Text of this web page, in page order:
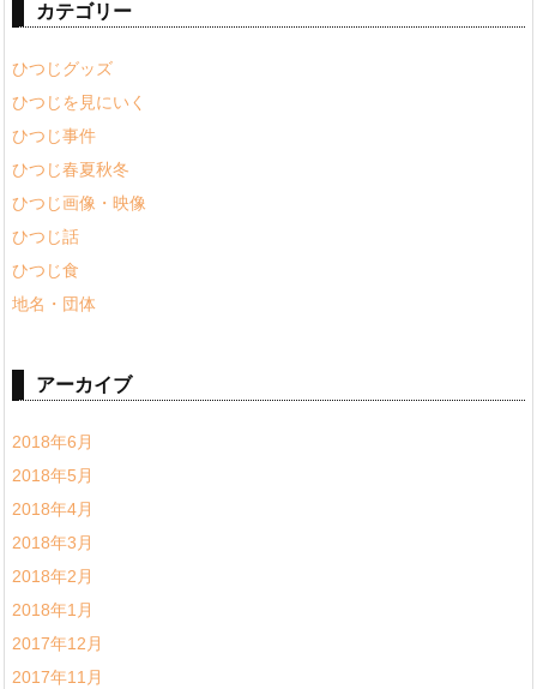
カテゴリー
ひつじグッズ
ひつじを見にいく
ひつじ事件
ひつじ春夏秋冬
ひつじ画像・映像
ひつじ話
ひつじ食
地名・団体
アーカイブ
2018年6月
2018年5月
2018年4月
2018年3月
2018年2月
2018年1月
2017年12月
2017年11月